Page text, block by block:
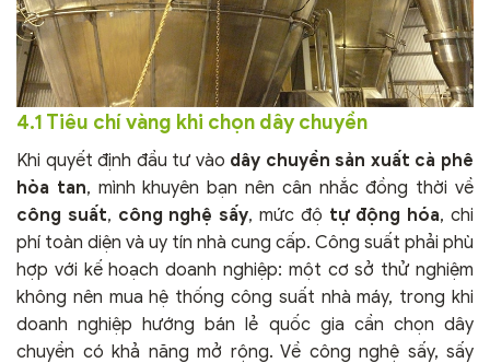
4.1 Tiêu chí vàng khi chọn dây chuyền
Khi quyết định đầu tư vào dây chuyền sản xuất cà phê
hòa tan, mình khuyên bạn nên cân nhắc đồng thời về
công suất, công nghệ sấy, mức độ tự động hóa, chi
phí toàn diện và uy tín nhà cung cấp. Công suất phải phù
hợp với kế hoạch doanh nghiệp: một cơ sở thử nghiệm
không nên mua hệ thống công suất nhà máy, trong khi
doanh nghiệp hướng bán lẻ quốc gia cần chọn dây
chuyền có khả năng mở rộng. Về công nghệ sấy, sấy